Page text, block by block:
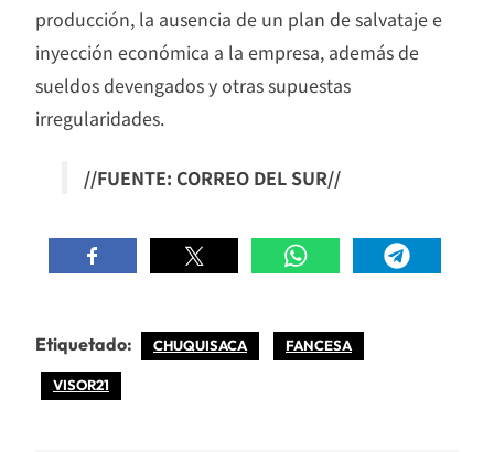
producción, la ausencia de un plan de salvataje e
inyección económica a la empresa, además de
sueldos devengados y otras supuestas
irregularidades.
//FUENTE: CORREO DEL SUR//
Etiquetado: CHUQUISACA FANCESA
VISOR21